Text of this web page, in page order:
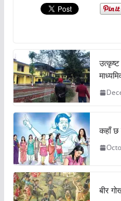
उत्कृष्ट
कहाँ छ
बीर